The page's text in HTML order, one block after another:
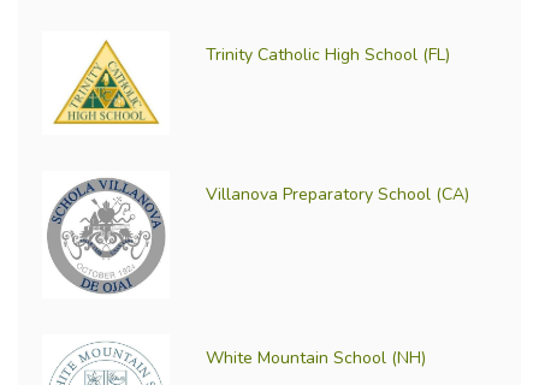
Trinity Catholic High School (FL)
Villanova Preparatory School (CA)
White Mountain School (NH)